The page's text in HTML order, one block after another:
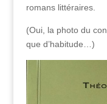
romans littéraires.
(Oui, la photo du
que d’habitude…)